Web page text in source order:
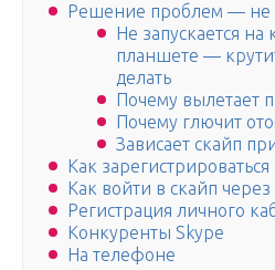
Решение проблем — не
Не запускается
планшете —
делать
Почему вылетает
Почему глючит
Зависает скайп
Как
Как войти в скайп
Регистрация личного
Конкуренты Skype
На телефоне